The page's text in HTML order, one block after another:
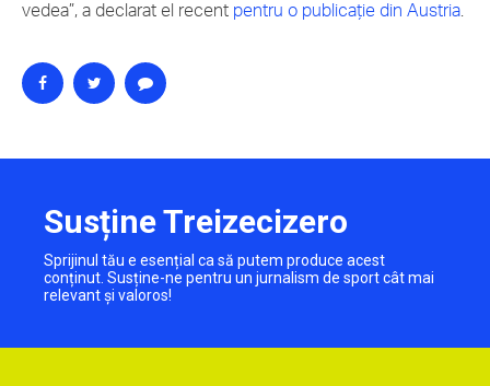
vedea”, a declarat el recent pentru o publicație din Austria.
Susține Treizecizero
Sprijinul tău e esențial ca să putem produce acest
conținut. Susține-ne pentru un jurnalism de sport cât mai
relevant și valoros!